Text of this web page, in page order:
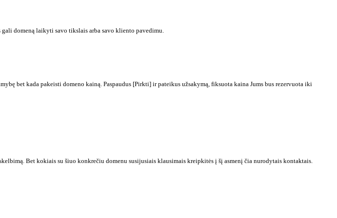
domeną laikyti savo tikslais arba savo kliento pavedimu.
bet kada pakeisti domeno kainą. Paspaudus [Pirkti] ir pateikus užsakymą, fiksuota kaina Jums bus rezervuota iki
Bet kokiais su šiuo konkrečiu domenu susijusiais klausimais kreipkitės į šį asmenį čia nurodytais kontaktais.